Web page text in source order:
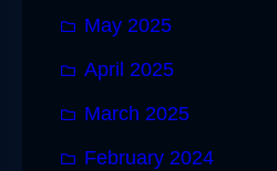
May 2025
April 2025
March 2025
February 2024